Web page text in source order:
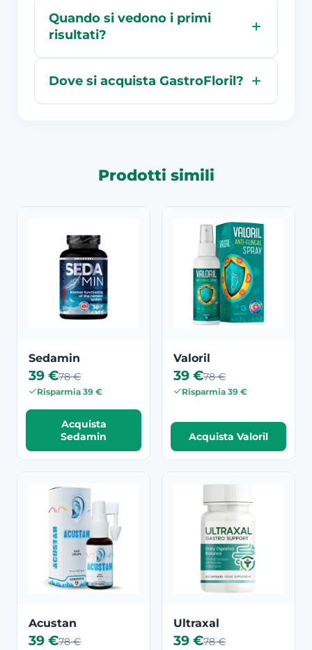
Quando si vedono i primi
risultati?
Dove si acquista GastroFloril?
Prodotti simili
Sedamin
39 €78 €
Risparmia 39 €
Acquista
Sedamin
Valoril
39 €78 €
Risparmia 39 €
Acquista Valoril
Acustan
39 €78 €
Ultraxal
39 €78 €